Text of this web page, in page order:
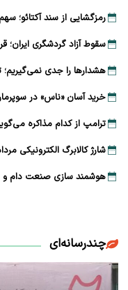
رمزگشایی از سند آکتائو؛
سقوط آزاد گردشگری ایران؛
هشدارها را جدی نمی‌گیریم؛
خرید آسان «ناس» در
ترامپ از کدام مذاکره
شارژ کالابرگ الکترونیکی
هوشمند سازی صنعت دام و
چندرسانه‌ای